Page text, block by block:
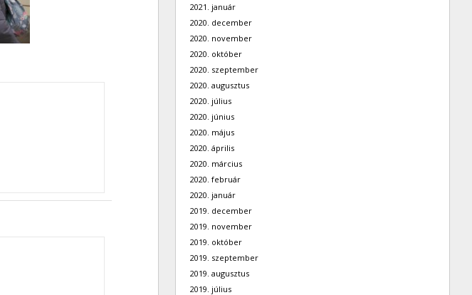
2021. január
2020. december
2020. november
2020. október
2020. szeptember
2020. augusztus
2020. július
2020. június
2020. május
2020. április
2020. március
2020. február
2020. január
2019. december
2019. november
2019. október
2019. szeptember
2019. augusztus
2019. július